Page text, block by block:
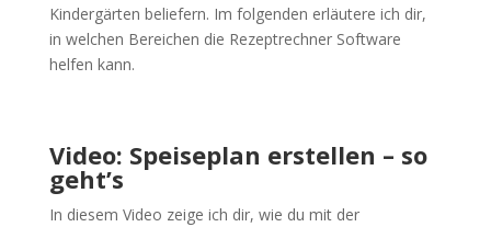
Kindergärten beliefern. Im folgenden erläutere ich dir,
in welchen Bereichen die Rezeptrechner Software
helfen kann.
Video: Speiseplan erstellen – so
geht’s
In diesem Video zeige ich dir, wie du mit der